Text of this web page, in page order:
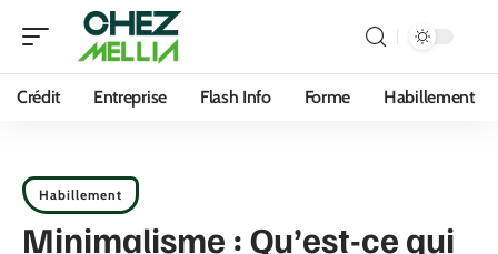
Crédit Entreprise Flash Info Forme Habillement
Habillement
Minimalisme : Qu’est-ce qui